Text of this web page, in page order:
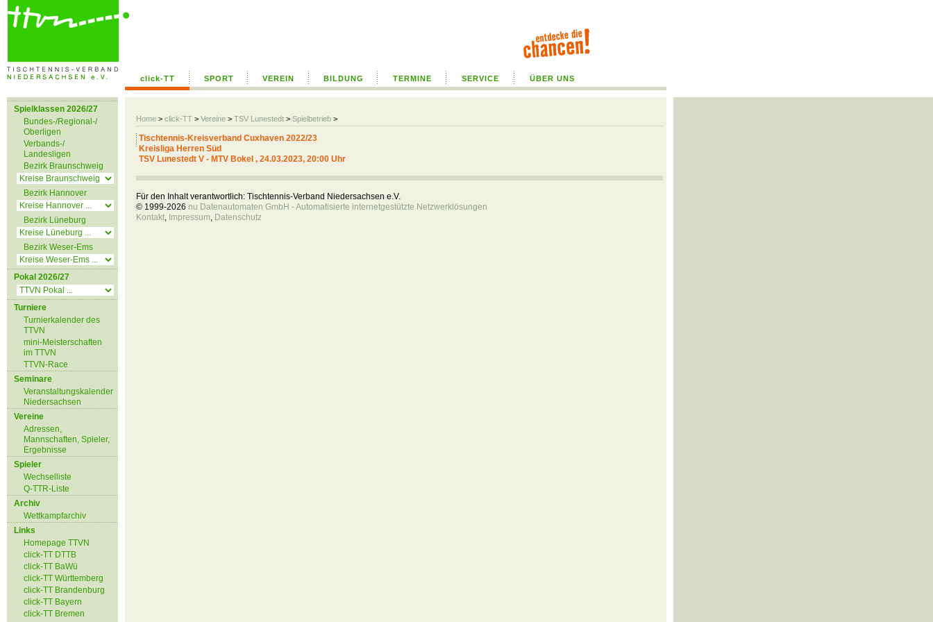
click-TT SPORT VEREIN BILDUNG TERMINE SERVICE ÜBER UNS
Home > click-TT > Vereine > TSV Lunestedt > Spielbetrieb >
Spielklassen 2026/27
Bundes-/Regional-/
Oberligen
Verbands-/
Landesligen
Bezirk Braunschweig
Bezirk Hannover
Bezirk Lüneburg
Bezirk Weser-Ems
Pokal 2026/27
Turniere
Turnierkalender des
TTVN
mini-Meisterschaften
im TTVN
TTVN-Race
Seminare
Veranstaltungskalender
Niedersachsen
Vereine
Adressen,
Mannschaften, Spieler,
Ergebnisse
Spieler
Wechselliste
Q-TTR-Liste
Archiv
Wettkampfarchiv
Links
Homepage TTVN
click-TT DTTB
click-TT BaWü
click-TT Württemberg
click-TT Brandenburg
click-TT Bayern
click-TT Bremen
Tischtennis-Kreisverband Cuxhaven 2022/23
Kreisliga Herren Süd
TSV Lunestedt V - MTV Bokel , 24.03.2023, 20:00 Uhr
Für den Inhalt verantwortlich: Tischtennis-Verband Niedersachsen e.V.
© 1999-2026 nu Datenautomaten GmbH - Automatisierte internetgestützte Netzwerklösungen
Kontakt, Impressum, Datenschutz